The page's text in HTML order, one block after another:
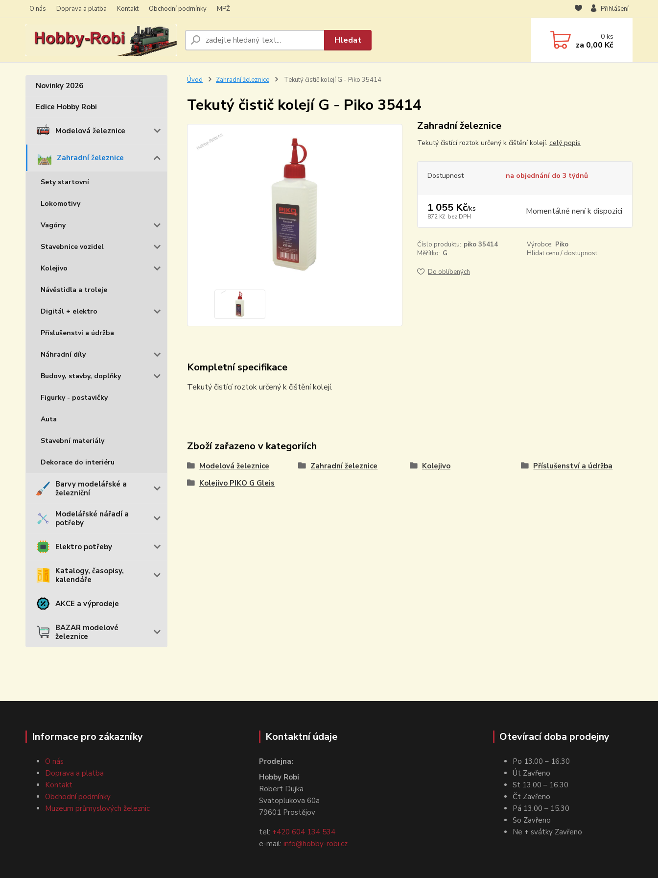
O nás Doprava a platba Kontakt Obchodní podmínky MPŽ Přihlášení
Hledat 0ks
za 0,00 Kč
Novinky 2026
Edice Hobby Robi
Modelová železnice
Zahradní železnice
Sety startovní
Lokomotivy
Vagóny
Stavebnice vozidel
Kolejivo
Návěstidla a troleje
Digitál + elektro
Příslušenství a údržba
Náhradní díly
Budovy, stavby, doplňky
Figurky - postavičky
Auta
Stavební materiály
Dekorace do interiéru
Barvy modelářské a
železniční
Modelářské nářadí a
potřeby
Elektro potřeby
Katalogy, časopisy,
kalendáře
AKCE a výprodeje
BAZAR modelové
železnice
Úvod Zahradní železnice Tekutý čistič kolejí G - Piko 35414
Tekutý čistič kolejí G - Piko 35414
Zahradní železnice
Tekutý čistící roztok určený k čištění kolejí. celý popis
Dostupnost na objednání do 3 týdnů
1 055 Kč/ks
872 Kč bez DPH Momentálně není k dispozici
Číslo produktu: piko 35414 Výrobce: Piko
Měřítko: G Hlídat cenu / dostupnost
Do oblíbených
Kompletní specifikace
Tekutý čistící roztok určený k čištění kolejí.
Zboží zařazeno v kategoriích
Modelová železnice Zahradní železnice Kolejivo
Příslušenství a údržba
Kolejivo PIKO G Gleis
Informace pro zákazníky
O nás
Doprava a platba
Kontakt
Obchodní podmínky
Muzeum průmyslových železnic
Kontaktní údaje
Prodejna:
Hobby Robi
Robert Dujka
Svatoplukova 60a
79601 Prostějov
tel: +420 604 134 534
e-mail:info@hobby-robi.cz
Otevírací doba prodejny
Po 13.00 – 16.30
Út Zavřeno
St 13.00 – 16.30
Čt Zavřeno
Pá 13.00 – 15.30
So Zavřeno
Ne + svátky Zavřeno